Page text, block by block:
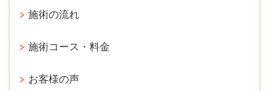
施術の流れ
施術コース・料金
お客様の声